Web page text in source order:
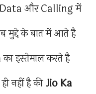
Data और Calling में
मुद्दे के बात में आते है
इस्तेमाल करते है
नहीं है कीJio Ka